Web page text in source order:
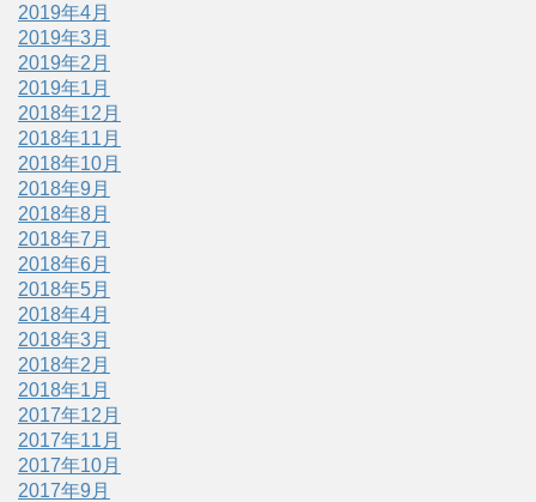
2019年4月
2019年3月
2019年2月
2019年1月
2018年12月
2018年11月
2018年10月
2018年9月
2018年8月
2018年7月
2018年6月
2018年5月
2018年4月
2018年3月
2018年2月
2018年1月
2017年12月
2017年11月
2017年10月
2017年9月